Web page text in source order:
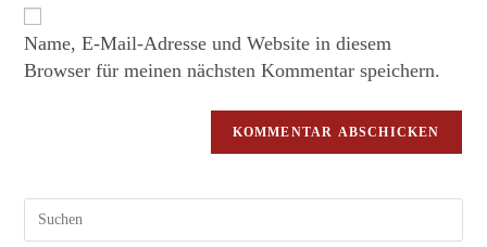
Name, E-Mail-Adresse und Website in diesem
Browser für meinen nächsten Kommentar speichern.